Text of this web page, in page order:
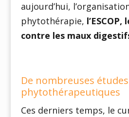
aujourd’hui,
phytothérapie,
contre les maux
De nombreuses études
phytothérapeutiques
Ces derniers temps, le